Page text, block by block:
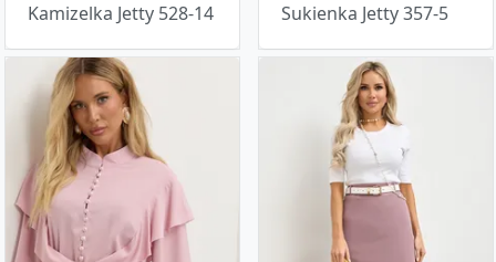
Kamizelka Jetty 528-14 Sukienka Jetty 357-5